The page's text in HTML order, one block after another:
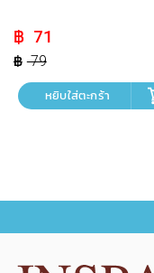
79
Original
price
was:
฿ 79.
71
Current
price
is:
฿ 71.
หยิบใส่ตะกร้า